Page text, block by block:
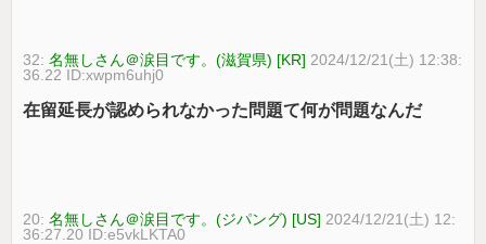
32:名無しさん＠涙目です。(滋賀県) [KR] 2024/12/21(土) 12:38:
36.22 ID:xwpm6uhj0
在留延長が認められなかった問題て何が問題なんだ
20:名無しさん＠涙目です。(ジパング) [US] 2024/12/21(土) 12:
36:27.20 ID:e5vkLKTA0